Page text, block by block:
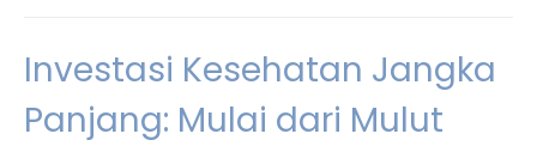
Investasi Kesehatan Jangka
Panjang: Mulai dari Mulut